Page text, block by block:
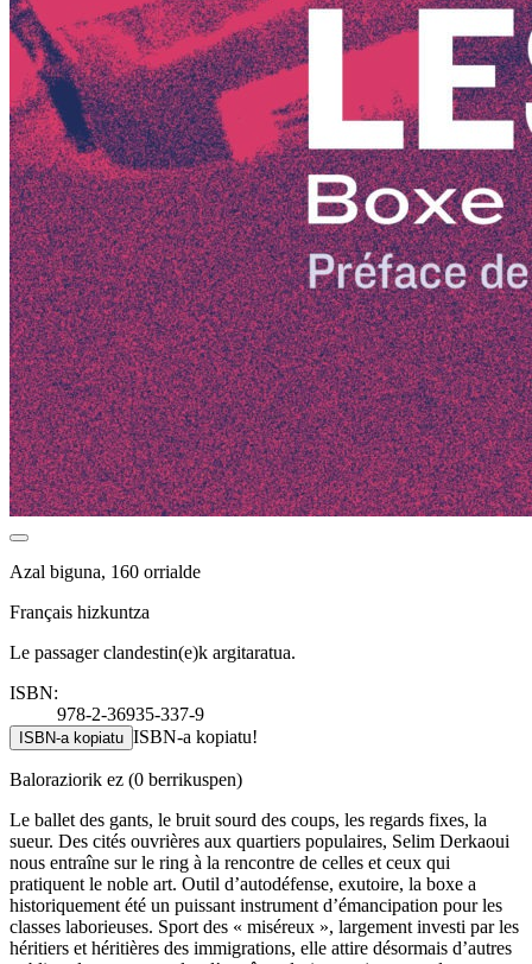
Azal biguna, 160 orrialde
Français hizkuntza
Le passager clandestin(e)k argitaratua.
ISBN:
978-2-36935-337-9
ISBN-a kopiatu ISBN-a kopiatu!
Baloraziorik ez (0 berrikuspen)
Le ballet des gants, le bruit sourd des coups, les regards fixes, la
sueur. Des cités ouvrières aux quartiers populaires, Selim Derkaoui
nous entraîne sur le ring à la rencontre de celles et ceux qui
pratiquent le noble art. Outil d’autodéfense, exutoire, la boxe a
historiquement été un puissant instrument d’émancipation pour les
classes laborieuses. Sport des « miséreux », largement investi par les
héritiers et héritières des immigrations, elle attire désormais d’autres